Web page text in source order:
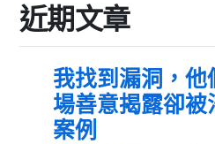
近期文章
我找到漏洞，
場善意揭露卻
案例